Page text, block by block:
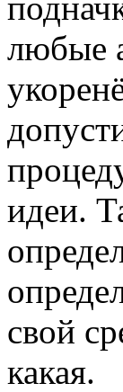
любые
идеи.
свой
какая.